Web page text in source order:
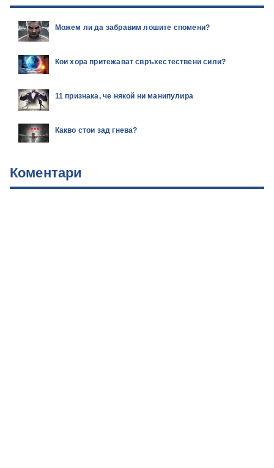
Можем ли да забравим лошите спомени?
Кои хора притежават свръхестествени сили?
11 признака, че някой ни манипулира
Какво стои зад гнева?
Коментари